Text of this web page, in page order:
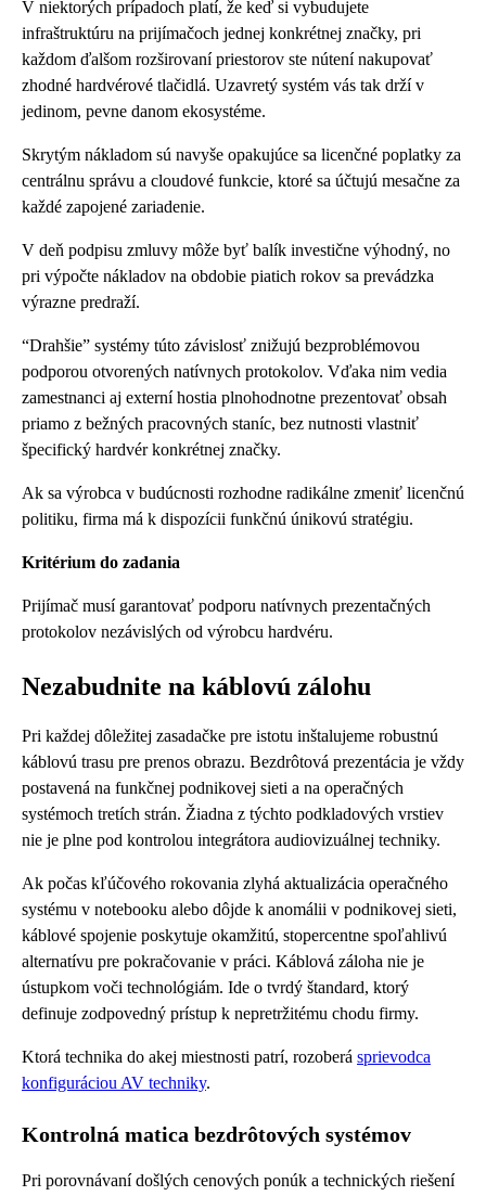
V niektorých prípadoch platí, že keď si vybudujete
infraštruktúru na prijímačoch jednej konkrétnej značky, pri
každom ďalšom rozširovaní priestorov ste nútení nakupovať
zhodné hardvérové tlačidlá. Uzavretý systém vás tak drží v
jedinom, pevne danom ekosystéme.
Skrytým nákladom sú navyše opakujúce sa licenčné poplatky za
centrálnu správu a cloudové funkcie, ktoré sa účtujú mesačne za
každé zapojené zariadenie.
V deň podpisu zmluvy môže byť balík investične výhodný, no
pri výpočte nákladov na obdobie piatich rokov sa prevádzka
výrazne predraží.
“Drahšie” systémy túto závislosť znižujú bezproblémovou
podporou otvorených natívnych protokolov. Vďaka nim vedia
zamestnanci aj externí hostia plnohodnotne prezentovať obsah
priamo z bežných pracovných staníc, bez nutnosti vlastniť
špecifický hardvér konkrétnej značky.
Ak sa výrobca v budúcnosti rozhodne radikálne zmeniť licenčnú
politiku, firma má k dispozícii funkčnú únikovú stratégiu.
Kritérium do zadania
Prijímač musí garantovať podporu natívnych prezentačných
protokolov nezávislých od výrobcu hardvéru.
Nezabudnite na káblovú zálohu
Pri každej dôležitej zasadačke pre istotu inštalujeme robustnú
káblovú trasu pre prenos obrazu. Bezdrôtová prezentácia je vždy
postavená na funkčnej podnikovej sieti a na operačných
systémoch tretích strán. Žiadna z týchto podkladových vrstiev
nie je plne pod kontrolou integrátora audiovizuálnej techniky.
Ak počas kľúčového rokovania zlyhá aktualizácia operačného
systému v notebooku alebo dôjde k anomálii v podnikovej sieti,
káblové spojenie poskytuje okamžitú, stopercentne spoľahlivú
alternatívu pre pokračovanie v práci. Káblová záloha nie je
ústupkom voči technológiám. Ide o tvrdý štandard, ktorý
definuje zodpovedný prístup k nepretržitému chodu firmy.
Ktorá technika do akej miestnosti patrí, rozoberá sprievodca
konfiguráciou AV techniky.
Kontrolná matica bezdrôtových systémov
Pri porovnávaní došlých cenových ponúk a technických riešení